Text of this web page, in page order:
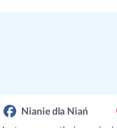
Nianie dla Niań